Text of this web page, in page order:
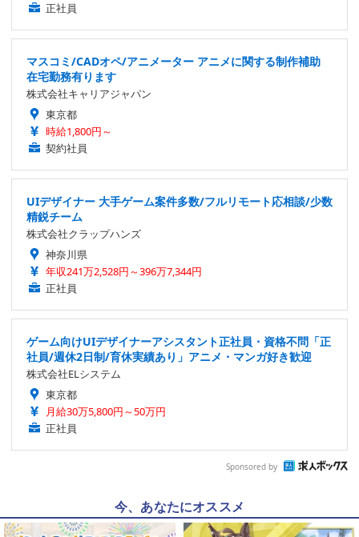
正社員
マスコミ/CADオペ/アニメーター アニメに関する制作補助
在宅勤務有ります
株式会社キャリアジャパン
東京都
時給1,800円～
契約社員
UIデザイナー 大手ゲーム案件多数/フルリモート応相談/少数
精鋭チーム
株式会社クラップハンズ
神奈川県
年収241万2,528円～396万7,344円
正社員
ゲーム向けUIデザイナーアシスタント正社員・資格不問「正
社員/週休2日制/育休実績あり」アニメ・マンガ好き歓迎
株式会社ELシステム
東京都
月給30万5,800円～50万円
正社員
Sponsored by
今、あなたにオススメ